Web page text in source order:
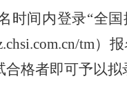
时间内登录“全
tm）
格者即可予以拟